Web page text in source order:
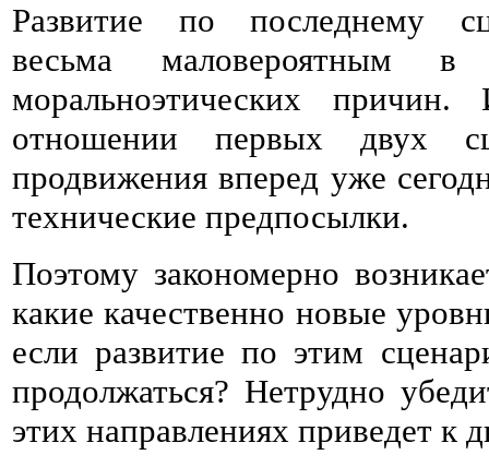
Развитие по последнему
весьма маловероятным
моральноэтических
отношении первых двух
продвижения вперед уже
технические предпосылки.
Поэтому закономерно
какие качественно новые
если развитие по этим
продолжаться? Нетрудно
этих направлениях приведет к